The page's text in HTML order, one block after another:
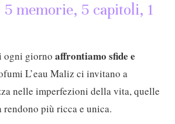
memorie, 5 capitoli, 1
ogni giorno affrontiamo sfide e
L’eau Maliz ci invitano a
nelle imperfezioni della vita, quelle
rendono più ricca e unica.